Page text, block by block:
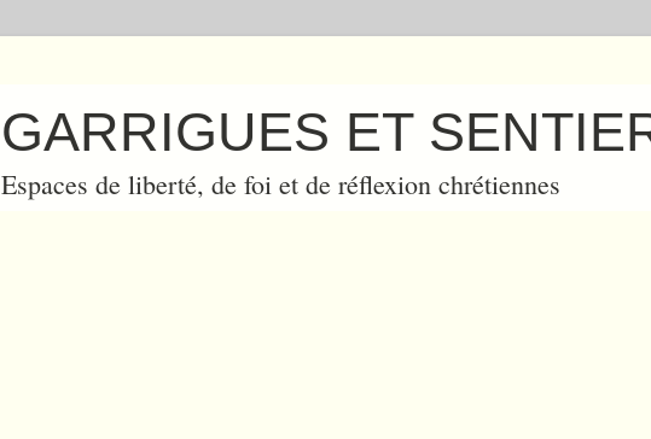
GARRIGUES ET
Espaces de liberté, de foi et de réflexion chrétiennes